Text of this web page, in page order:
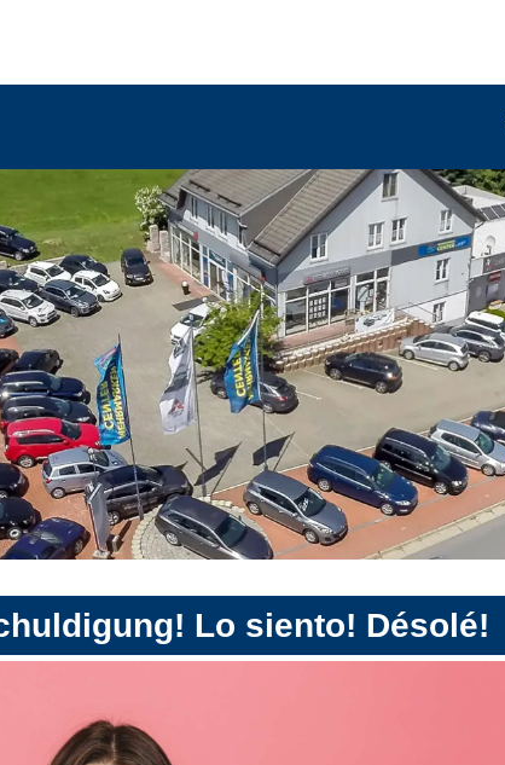
Lo siento! Désolé!